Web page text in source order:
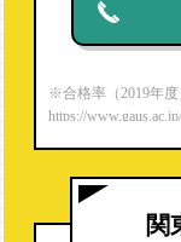
※合格率（2019年
https://
関